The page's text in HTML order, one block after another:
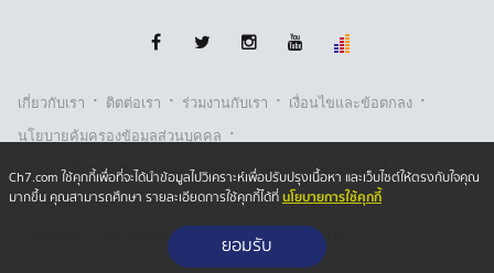
เกี่ยวกับเรา · ติตต่อเรา · ร่วมงานกับเรา · เงื่อนไขและข้อตกลง ·
นโยบายคุ้มครองข้อมูลส่วนบุคคล ·
นโยบายคุ้มครองข้อมูลส่วนบุคคล (ออนไลน์) · นโยบายคุกกี้ ·
รับเรื่องร้องเรียน
Copyright © 2026 Bangkok Broadcasting & T.V. Co.,Ltd.
Ch7.com ใช้คุกกี้เพื่อที่จะได้นำข้อมูลไปวิเคราะห์เพื่อปรับปรุงเนื้อหา และเว็บไซต์ให้ตรงกับใจคุณ
มากขึ้น คุณสามารถศึกษา รายละเอียดการใช้คุกกี้ได้ที่นโยบายการใช้คุกกี้
ยอมรับ